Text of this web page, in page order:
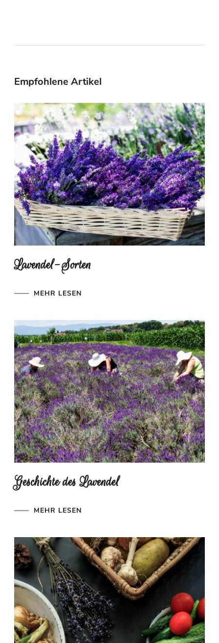
Empfohlene Artikel
Lavendel-Sorten
MEHR LESEN
Geschichte des Lavendel
MEHR LESEN